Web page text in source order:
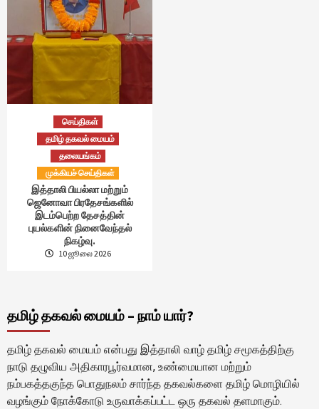
செய்திகள்
தமிழ் தகவல் மையம்
தலையங்கம்
முக்கியச் செய்திகள்
இத்தாலி பியல்லா மற்றும்
ஜெனோவா பிரதேசங்களில்
இடம்பெற்ற தேசத்தின்
புயல்களின் நினைவேந்தல்
நிகழ்வு.
10 ஜூலை 2026
தமிழ் தகவல் மையம் – நாம் யார்?
தமிழ் தகவல் மையம் என்பது இத்தாலி வாழ் தமிழ் சமூகத்திற்கு
நாடு தழுவிய அதிகாரபூர்வமான, உண்மையான மற்றும்
நம்பகத்தகுந்த பொதுநலம் சார்ந்த தகவல்களை தமிழ் மொழியில்
வழங்கும் நோக்கோடு உருவாக்கப்பட்ட ஒரு தகவல் தளமாகும்.